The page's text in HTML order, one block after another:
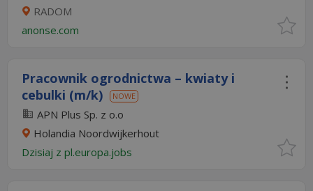
RADOM
anonse.com
Pracownik ogrodnictwa – kwiaty i
cebulki (m/k)
NOWE
APN Plus Sp. z o.o
Holandia Noordwijkerhout
Dzisiaj z pl.europa.jobs